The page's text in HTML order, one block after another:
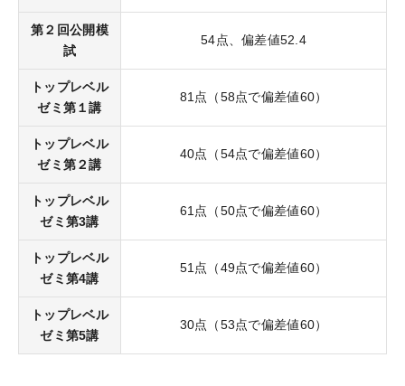
受講までの流れ
ガイダンス情報
個別受講相談
講義スケジュール
各種申込
WEB申込
WEB申込後のお支払方法
窓口申込
お申込後の流れ
第２回公開模
試
54点、偏差値52.4
トップレベル
ゼミ第１講
81点（58点で偏差値60）
トップレベル
ゼミ第２講
40点（54点で偏差値60）
トップレベル
ゼミ第3講
61点（50点で偏差値60）
トップレベル
ゼミ第4講
51点（49点で偏差値60）
トップレベル
ゼミ第5講
30点（53点で偏差値60）